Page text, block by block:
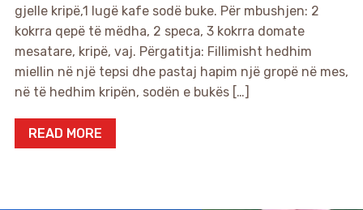
gjelle kripë,1 lugë kafe sodë buke. Për mbushjen: 2
kokrra qepë të mëdha, 2 speca, 3 kokrra domate
mesatare, kripë, vaj. Përgatitja: Fillimisht hedhim
miellin në një tepsi dhe pastaj hapim një gropë në mes,
në të hedhim kripën, sodën e bukës […]
READ MORE